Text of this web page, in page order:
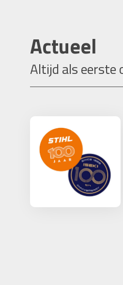
Actueel
Altijd als eerste